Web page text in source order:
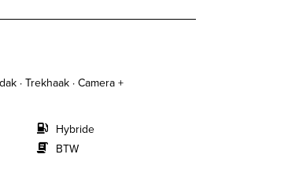
· Trekhaak · Camera +
Hybride
BTW